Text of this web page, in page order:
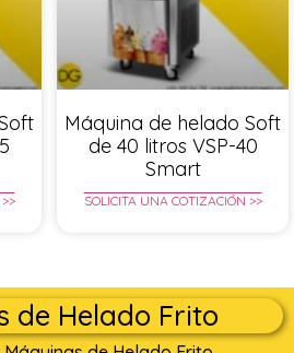
Máquina de helado Soft
de 40 litros VSP-40
Smart
SOLICITA UNA COTIZACIÓN >>
de Helado Frito